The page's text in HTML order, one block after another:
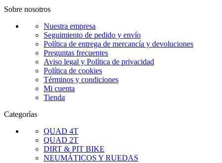
Sobre nosotros
Nuestra empresa
Seguimiento de pedido y envío
Política de entrega de mercancía y devoluciones
Preguntas frecuentes
Aviso legal y Política de privacidad
Política de cookies
Términos y condiciones
Mi cuenta
Tienda
Categorías
QUAD 4T
QUAD 2T
DIRT & PIT BIKE
NEUMÁTICOS Y RUEDAS